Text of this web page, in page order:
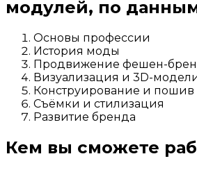
модулей, по
Основы профессии
История моды
Продвижение фешен-
Визуализация и 3D-
Конструирование и пошив
Съёмки и стилизация
Развитие бренда
Кем вы сможете